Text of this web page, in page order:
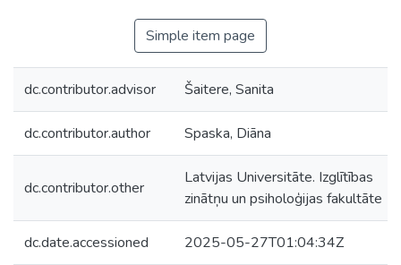
Simple item page
dc.contributor.advisor Šaitere, Sanita
dc.contributor.author Spaska, Diāna
dc.contributor.other
Latvijas Universitāte. Izglītības
zinātņu un psiholoģijas fakultāte
dc.date.accessioned 2025-05-27T01:04:34Z